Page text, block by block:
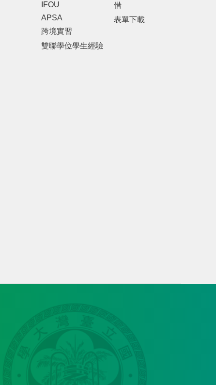
IFOU
APSA
跨境實習
雙聯學位學生經驗
借
表單下載